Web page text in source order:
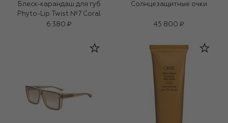
Блеск-карандаш для губ
Phyto-Lip Twist №7 Coral
6 380 ₽
Солнцезащитные очки
45 800 ₽